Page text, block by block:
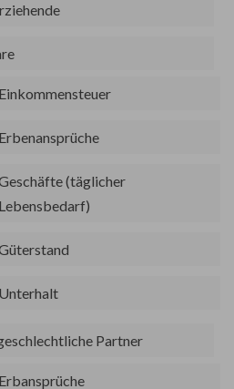
Einkommensteuer
Erbenansprüche
(täglicher
Lebensbedarf)
Unterhalt
Partner
Erbansprüche